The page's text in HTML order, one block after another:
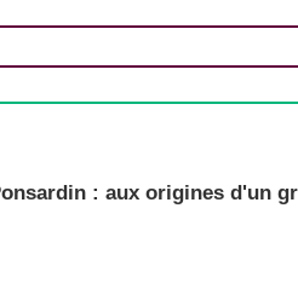
: aux origines d'un